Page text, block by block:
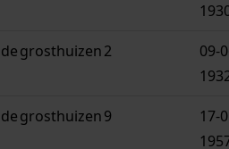
grosthuizen2
09-
grosthuizen9
17-